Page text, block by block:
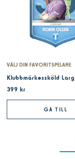
VÄLJ DIN FAVORITSPELARE
399 kr
GÅ TILL